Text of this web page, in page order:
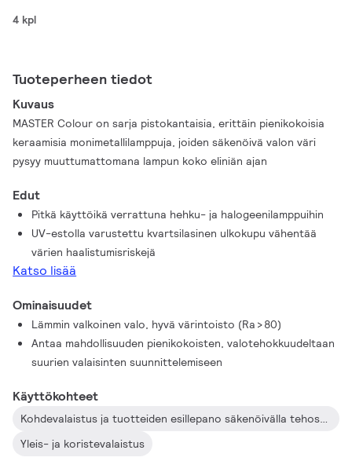
4 kpl
Tuoteperheen tiedot
Kuvaus
MASTER Colour on sarja pistokantaisia, erittäin pienikokoisia
keraamisia monimetallilamppuja, joiden säkenöivä valon väri
pysyy muuttumattomana lampun koko eliniän ajan
Edut
Pitkä käyttöikä verrattuna hehku- ja halogeenilamppuihin
UV-estolla varustettu kvartsilasinen ulkokupu vähentää
värien haalistumisriskejä
Katso lisää
Ominaisuudet
Lämmin valkoinen valo, hyvä värintoisto (Ra > 80)
Antaa mahdollisuuden pienikokoisten, valotehokkuudeltaan
suurien valaisinten suunnittelemiseen
Käyttökohteet
Kohdevalaistus ja tuotteiden esillepano säkenöivälla tehosteella
Yleis- ja koristevalaistus